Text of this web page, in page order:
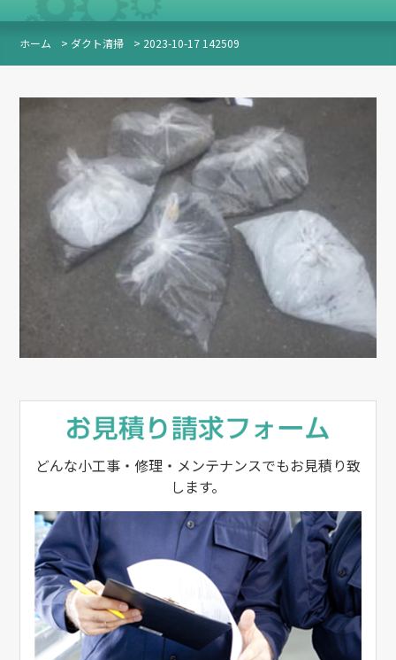
ホーム > ダクト清掃 > 2023-10-17 142509
どんな小工事・修理・メンテナンスでもお見積り致
します。